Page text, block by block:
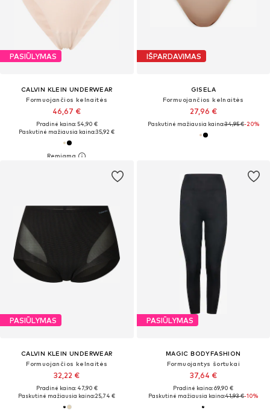
PASIŪLYMAS
CALVIN KLEIN UNDERWEAR
Formuojančios kelnaitės
46,67 €
Pradinė kaina: 54,90 €
Paskutinė mažiausia kaina:35,92 €
IŠPARDAVIMAS
GISELA
Formuojančios kelnaitės
27,96 €
Paskutinė mažiausia kaina:34,95 €-20%
PASIŪLYMAS
CALVIN KLEIN UNDERWEAR
Formuojančios kelnaitės
32,22 €
Pradinė kaina: 47,90 €
Paskutinė mažiausia kaina:25,74 €
PASIŪLYMAS
MAGIC BODYFASHION
Formuojantys šortukai
37,64 €
Pradinė kaina: 69,90 €
Paskutinė mažiausia kaina:41,93 €-10%